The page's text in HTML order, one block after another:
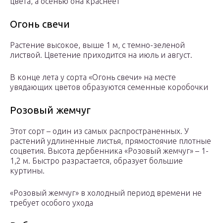
Огонь свечи
Растение высокое, выше 1 м, с темно-зеленой
листвой. Цветение приходится на июль и август.
В конце лета у сорта «Огонь свечи» на месте
увядающих цветов образуются семенные коробочки
Розовый жемчуг
Этот сорт – один из самых распространенных. У
растений удлиненные листья, прямостоячие плотные
соцветия. Высота дербенника «Розовый жемчуг» – 1-
1,2 м. Быстро разрастается, образует большие
куртины.
«Розовый жемчуг» в холодный период времени не
требует особого ухода